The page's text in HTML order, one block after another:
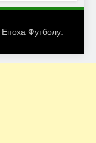
Епоха Футболу.